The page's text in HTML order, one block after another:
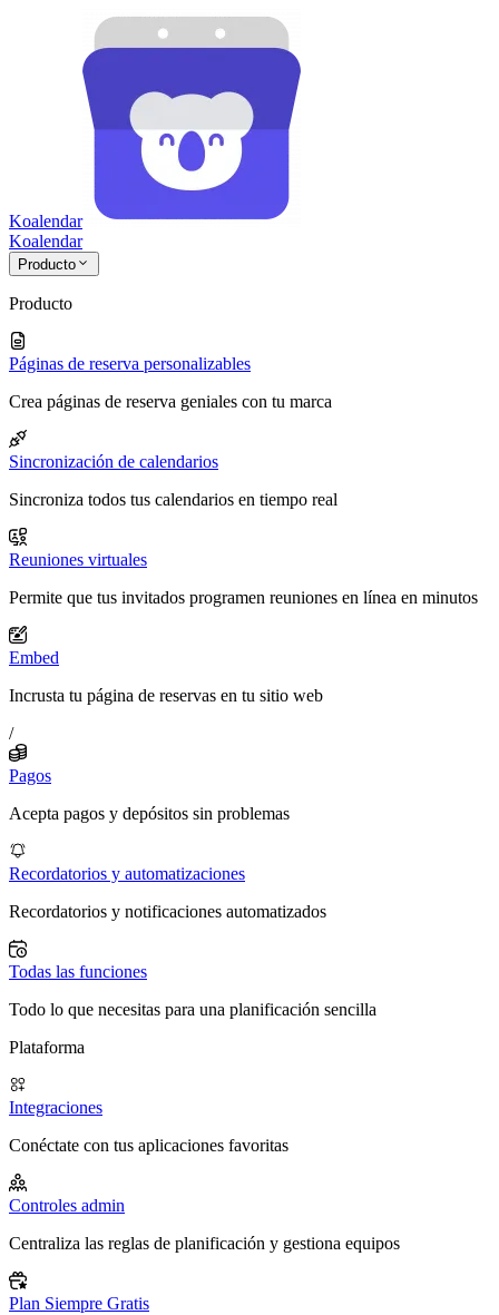
Koalendar
Koalendar
Producto
Producto
Páginas de reserva personalizables
Crea páginas de reserva geniales con tu marca
Sincronización de calendarios
Sincroniza todos tus calendarios en tiempo real
Reuniones virtuales
Permite que tus invitados programen reuniones en línea en minutos
Embed
Incrusta tu página de reservas en tu sitio web
/
Pagos
Acepta pagos y depósitos sin problemas
Recordatorios y automatizaciones
Recordatorios y notificaciones automatizados
Todas las funciones
Todo lo que necesitas para una planificación sencilla
Plataforma
Integraciones
Conéctate con tus aplicaciones favoritas
Controles admin
Centraliza las reglas de planificación y gestiona equipos
Plan Siempre Gratis